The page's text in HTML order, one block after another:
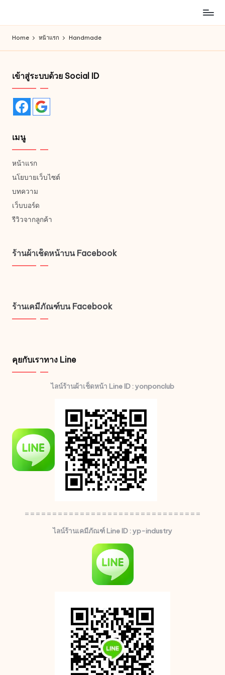
สินค้า
ออนไลน์
คน
รัก
การ
ช็อป
Home หน้าแรก Handmade
เข้าสู่ระบบด้วย Social ID
เมนู
หน้าแรก
นโยบายเว็บไซต์
บทความ
เว็บบอร์ด
รีวิวจากลูกค้า
ร้านผ้าเช็ดหน้าบน Facebook
ร้านเคมีภัณฑ์บน Facebook
คุยกับเราทาง Line
ไลน์ร้านผ้าเช็ดหน้า Line ID : yonponclub
================================
ไลน์ร้านเคมีภัณฑ์ Line ID : yp-industry